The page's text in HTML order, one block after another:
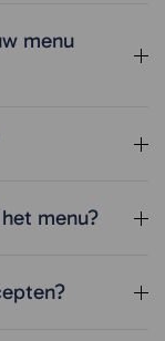
menu
menu?